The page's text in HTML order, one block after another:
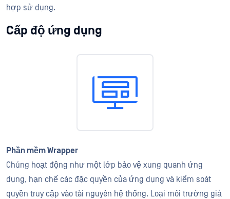
hợp sử dụng.
Cấp độ ứng dụng
Phần mềm Wrapper
Chúng hoạt động như một lớp bảo vệ xung quanh ứng
dụng, hạn chế các đặc quyền của ứng dụng và kiểm soát
quyền truy cập vào tài nguyên hệ thống. Loại môi trường giả